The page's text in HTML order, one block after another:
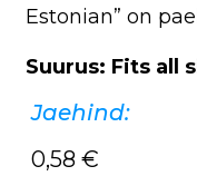
Estonian” on
Suurus: Fits all
Jaehind:
0,58 €